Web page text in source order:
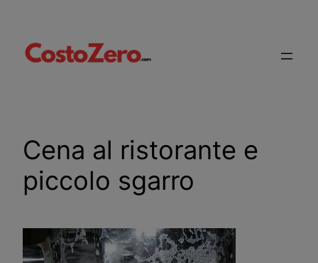
contenuto
Cena al ristorante e
piccolo sgarro